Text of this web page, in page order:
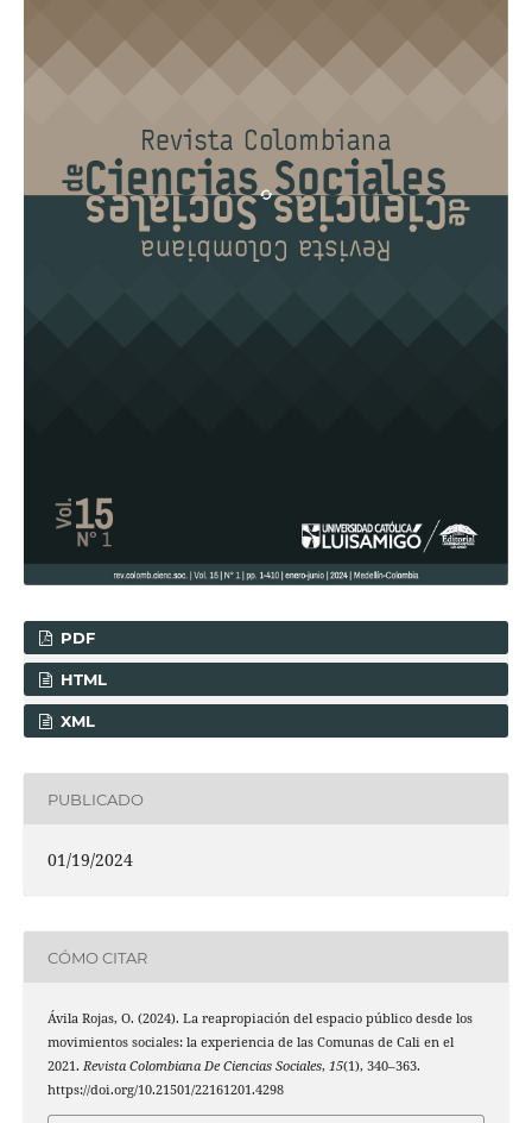
PDF
HTML
XML
PUBLICADO
01/19/2024
CÓMO CITAR
Ávila Rojas, O. (2024). La reapropiación del espacio público desde los
movimientos sociales: la experiencia de las Comunas de Cali en el
2021. Revista Colombiana De Ciencias Sociales, 15(1), 340–363.
https://doi.org/10.21501/22161201.4298